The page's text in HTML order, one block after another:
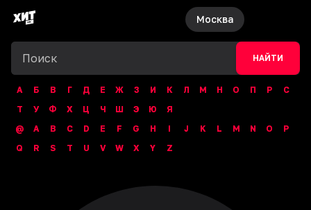
Москва
НАЙТИ
А Б В Г Д Е Ж З И К Л М Н О П Р
С
Т
У Ф Х Ц Ч Ш Э Ю
Я
@
A B C D E F G H I J K L M N O
P
Q
R S T U V W X Y Z